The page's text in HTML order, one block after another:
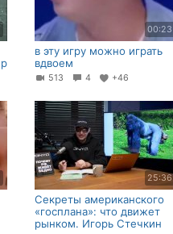
00:23
в эту игру можно играть
вдвоем
513 4 +46
25:36
Секреты американского
«госплана»: что движет
рынком. Игорь Стечкин